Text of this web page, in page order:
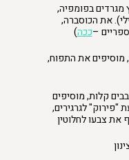
בפומפיה,
את הכוסברה,
–ככה)
מוסיפים את התפוח,
קלות, מוסיפים
לגרגירים,
את צבעו לחלוטין